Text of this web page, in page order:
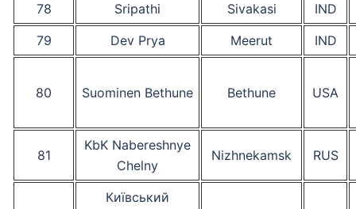
78
Sripathi Sivakasi
IND
79
Dev Prya Meerut IND
80 Suominen Bethune Bethune USA
81
KbK Nabereshnye
Chelny
Nizhnekamsk RUS
Київський